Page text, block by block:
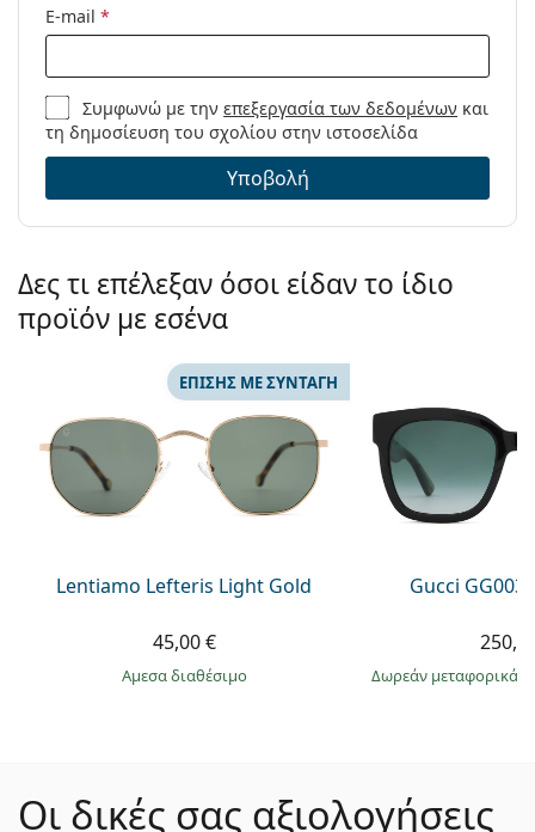
E-mail *
Συμφωνώ με τηνεπεξεργασία των δεδομένων και
τη δημοσίευση του σχολίου στην ιστοσελίδα
Υποβολή
Δες τι επέλεξαν όσοι είδαν το ίδιο
προϊόν με εσένα
Lentiamo Lefteris Light Gold
ΕΠΊΣΗΣ ΜΕ ΣΥΝΤΑΓΉ
45,00 €
άμεσα διαθέσιμο
Gucci
Δωρεάν μεταφορικά
Οι δικές σας αξιολογήσεις